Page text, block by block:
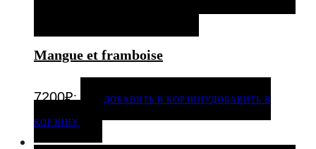
Mangue et framboise
7200₽. ДОБАВИТЬ В КОРЗИНУДОБАВИТЬ В
КОРЗИНУ